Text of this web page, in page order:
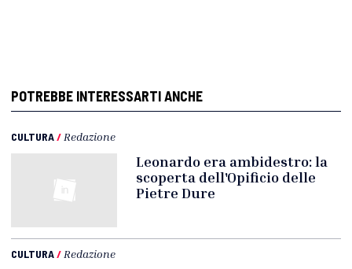
POTREBBE INTERESSARTI ANCHE
CULTURA/ Redazione
Leonardo era ambidestro: la
scoperta dell'Opificio delle
Pietre Dure
CULTURA/ Redazione